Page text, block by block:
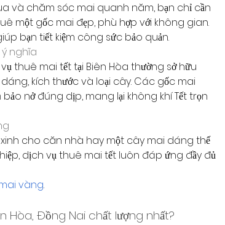
và chăm sóc mai quanh năm, bạn chỉ cần
một gốc mai đẹp, phù hợp với không gian.
bạn tiết kiệm công sức bảo quản.
nghĩa
thuê mai tết tại Biên Hòa thường sở hữu
dáng, kích thước và loại cây. Các gốc mai
nở đúng dịp, mang lại không khí Tết trọn
cho căn nhà hay một cây mai dáng thế
dịch vụ thuê mai tết luôn đáp ứng đầy đủ
vàng.
Hòa, Đồng Nai chất lượng nhất?